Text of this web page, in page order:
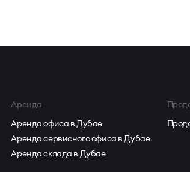
Аренда
Аренда офиса в Дубае
Аренда сервисного офиса в Дубае
Аренда склада в Дубае